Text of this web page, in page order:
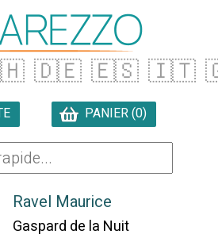
🇩🇪 🇪🇸 🇮🇹
PANIER (0)
Ravel Maurice
Gaspard de la Nuit